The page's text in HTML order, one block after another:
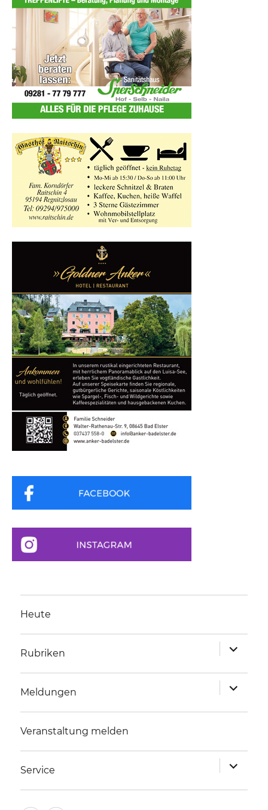
Heute
Rubriken
anzeigen
Meldungen
anzeigen
Veranstaltung melden
Service
anzeigen